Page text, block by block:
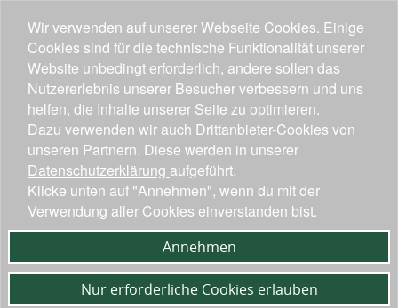
Wir verwenden auf unserer Webseite Cookies. Einige
Cookies sind für die technische Funktionalität unserer
Website unbedingt erforderlich, andere sollen das
Nutzererlebnis unserer Besucher verbessern und uns
helfen, die Inhalte unserer Seite zu optimieren.
Dazu verwenden wir auch Drittanbieter-Cookies von
unseren Partnern. Diese werden in unserer
Datenschutzerklärung aufgeführt.
Klicke unten auf "Annehmen", wenn du mit der
Verwendung aller Cookies einverstanden bist.
Annehmen
Nur erforderliche Cookies erlauben